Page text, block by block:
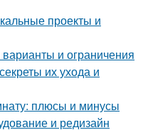
проекты и
и ограничения
их ухода и
плюсы и минусы
и редизайн